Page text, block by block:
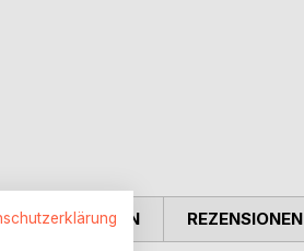
REZENSIONEN